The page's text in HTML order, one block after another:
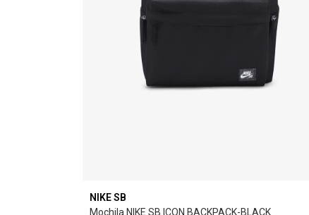
NIKE SB
Mochila NIKE SB ICON BACKPACK-BLACK